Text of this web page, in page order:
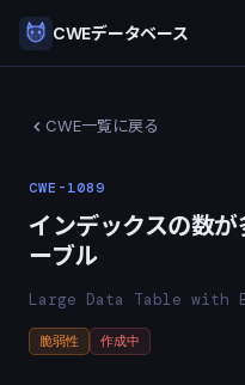
CWEデータベース
CWE一覧に戻る
CWE-1089
インデックスの数
ーブル
Large Data Table with
脆弱性 作成中